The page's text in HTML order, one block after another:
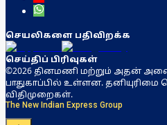
செயலிகளை பதிவிறக்க
செய்திப் பிரிவுகள்
©2026 தினமணி மற்றும் அதன்
பாதுகாப்பில் உள்ளன.
விதிமுறைகள்.
The New Indian Express Group